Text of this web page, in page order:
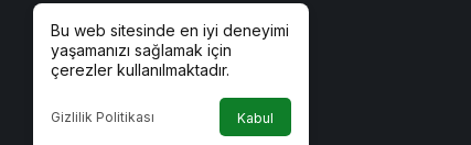
Bu web sitesinde en iyi deneyimi
yaşamanızı sağlamak için
çerezler kullanılmaktadır.
Gizlilik Politikası Kabul